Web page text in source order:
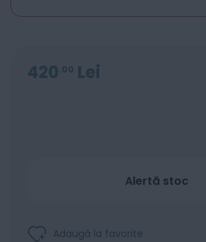
420 00 Lei
Alertă stoc
Adaugă la favorite